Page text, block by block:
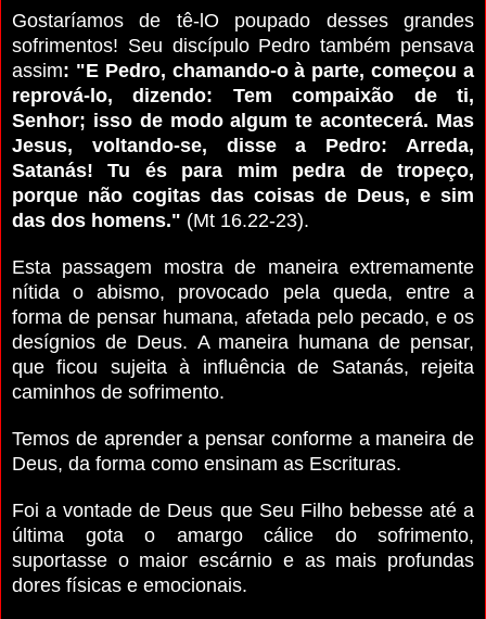
Gostaríamos de tê-lO poupado desses grandes
sofrimentos! Seu discípulo Pedro também pensava
assim: "E Pedro, chamando-o à parte, começou a
reprová-lo, dizendo: Tem compaixão de ti,
Senhor; isso de modo algum te acontecerá. Mas
Jesus, voltando-se, disse a Pedro: Arreda,
Satanás! Tu és para mim pedra de tropeço,
porque não cogitas das coisas de Deus, e sim
das dos homens." (Mt 16.22-23).
Esta passagem mostra de maneira extremamente
nítida o abismo, provocado pela queda, entre a
forma de pensar humana, afetada pelo pecado, e os
desígnios de Deus. A maneira humana de pensar,
que ficou sujeita à influência de Satanás, rejeita
caminhos de sofrimento.
Temos de aprender a pensar conforme a maneira de
Deus, da forma como ensinam as Escrituras.
Foi a vontade de Deus que Seu Filho bebesse até a
última gota o amargo cálice do sofrimento,
suportasse o maior escárnio e as mais profundas
dores físicas e emocionais.